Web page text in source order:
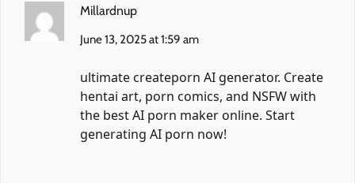
Millardnup
June 13, 2025 at 1:59 am
ultimatecreateporn AI generator. Create
hentai art, porn comics, and NSFW with
the best AI porn maker online. Start
generating AI porn now!